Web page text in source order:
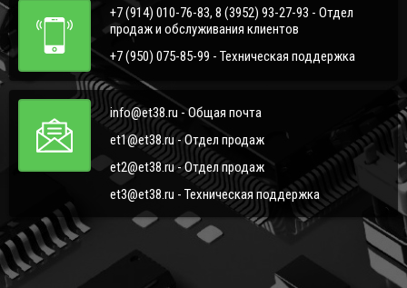
+7 (914) 010-76-83, 8 (3952) 93-27-93 - Отдел
продаж и обслуживания клиентов
+7 (950) 075-85-99 - Техническая поддержка
info@et38.ru - Общая почта
et1@et38.ru - Отдел продаж
et2@et38.ru - Отдел продаж
et3@et38.ru - Техническая поддержка